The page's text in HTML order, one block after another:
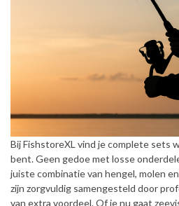
Bij FishstoreXL vind je complete sets
bent. Geen gedoe met losse
juiste combinatie van hengel, molen
zijn zorgvuldig samengesteld door
van extra voordeel. Of je nu gaat